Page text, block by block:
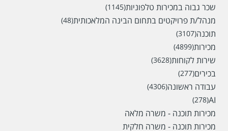
שכר גבוה במכירות טלפוניות(1145)
מנהל/ת פרויקטים בתחום הבינה המלאכותית(48)
תוכנה(3107)
מכירות(4899)
שירות לקוחות(3628)
בכירים(277)
עבודה ראשונה(4306)
AI
(278)
מכירות תוכנה - משרה מלאה
מכירות תוכנה - משרה חלקית